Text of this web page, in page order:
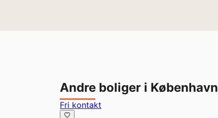
Andre boliger i København
Fri kontakt